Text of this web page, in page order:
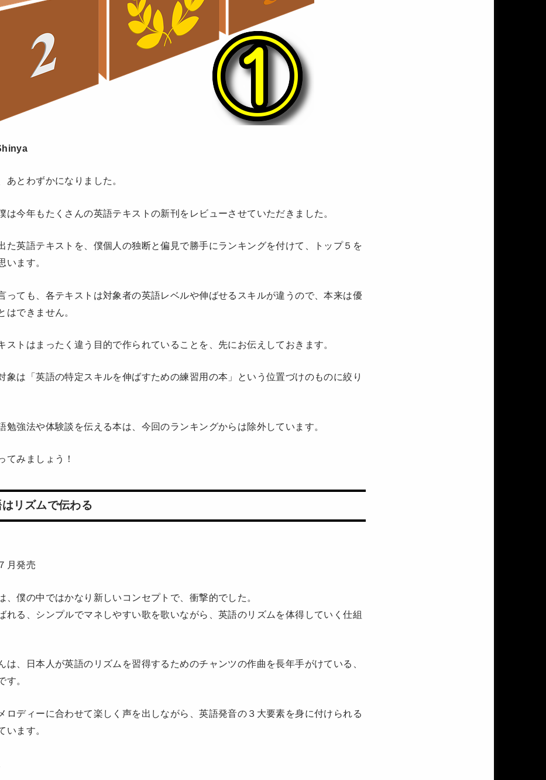
あとわずかになりました。
は今年もたくさんの英語テキストの新刊をレビューさせていただきました。
た英語テキストを、僕個人の独断と偏見で勝手にランキングを付けて、トップ５を
います。
っても、各テキストは対象者の英語レベルや伸ばせるスキルが違うので、本来は優
はできません。
ストはまったく違う目的で作られていることを、先にお伝えしておきます。
象は「英語の特定スキルを伸ばすための練習用の本」という位置づけのものに絞り
勉強法や体験談を伝える本は、今回のランキングからは除外しています。
てみましょう！
リズムで伝わる
月発売
、僕の中ではかなり新しいコンセプトで、衝撃的でした。
れる、シンプルでマネしやすい歌を歌いながら、英語のリズムを体得していく仕組
は、日本人が英語のリズムを習得するためのチャンツの作曲を長年手がけている、
す。
ロディーに合わせて楽しく声を出しながら、英語発音の３大要素を身に付けられる
います。